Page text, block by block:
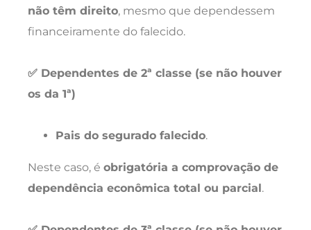
não têm direito, mesmo que dependessem
financeiramente do falecido.
✅ Dependentes de 2ª classe (se não houver
os da 1ª)
Pais do segurado falecido.
Neste caso, é obrigatória a comprovação de
dependência econômica total ou parcial.